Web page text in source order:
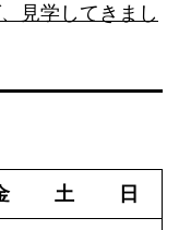
見学してきまし
土 日